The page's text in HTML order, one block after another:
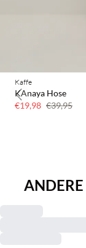
SAVE20
50 % Rabatt
Kaffe
KAnaya Hose
€19,98 €39,95
Previous slide